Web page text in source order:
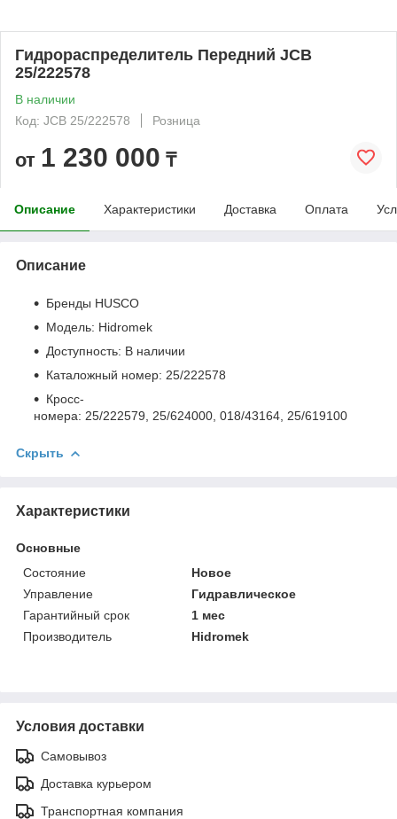
Гидрораспределитель Передний JCB
25/222578
В наличии
Код: JCB 25/222578
Розница
от 1 230 000 ₸
Описание Характеристики Доставка Оплата
Описание
Бренды HUSCO
Модель: Hidromek
Доступность: В наличии
Каталожный номер: 25/222578
Кросс-
номера: 25/222579, 25/624000, 018/43164, 25/619100
Скрыть
Характеристики
Основные
Состояние
Новое
Управление
Гидравлическое
Гарантийный срок
1 мес
Производитель
Hidromek
Условия доставки
Самовывоз
Доставка курьером
Транспортная компания